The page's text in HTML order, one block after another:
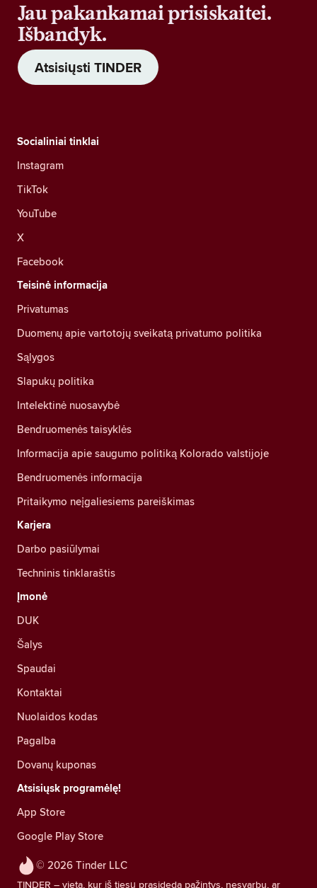
Jau pakankamai prisiskaitei.
Išbandyk.
Atsisiųsti TINDER
© 2026 Tinder LLC
TINDER – vieta, kur iš tiesų prasideda pažintys, nesvarbu, ar
Socialiniai tinklai
Instagram
TikTok
YouTube
X
Facebook
Teisinė informacija
Privatumas
Duomenų apie vartotojų sveikatą privatumo politika
Sąlygos
Slapukų politika
Intelektinė nuosavybė
Bendruomenės taisyklės
Informacija apie saugumo politiką Kolorado valstijoje
Bendruomenės informacija
Pritaikymo neįgaliesiems pareiškimas
Karjera
Darbo pasiūlymai
Techninis tinklaraštis
Įmonė
DUK
Šalys
Spaudai
Kontaktai
Nuolaidos kodas
Pagalba
Dovanų kuponas
Atsisiųsk programėlę!
App Store
Google Play Store